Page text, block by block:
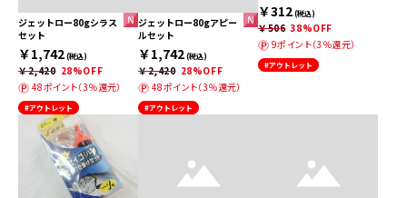
ジェットロー80gシラス
セット
￥1,742(税込)
￥2,420 28%OFF
48ポイント（3％還元）
#アウトレット
ジェットロー80gアピー
ルセット
￥1,742(税込)
￥2,420 28%OFF
48ポイント（3％還元）
#アウトレット
￥312(税込)
￥506 38%OFF
9ポイント（3％還元）
#アウトレット